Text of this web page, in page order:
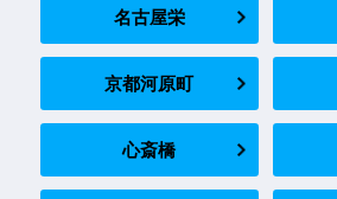
名古屋栄
京都河原町
心斎橋